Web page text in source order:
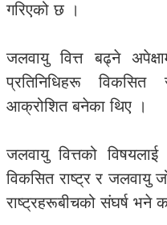
गरिएको छ ।
जलवायु वित्त बढ्ने
प्रतिनिधिहरू विकसित
आक्रोशित बनेका थिए ।
जलवायु वित्तको
विकसित राष्ट्र र जलवायु
राष्ट्रहरूबीचको संघर्ष भने